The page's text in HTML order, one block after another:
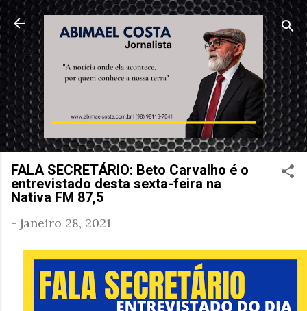
Pular para o conteúdo principal
FALA SECRETÁRIO: Beto Carvalho é o
entrevistado desta sexta-feira na
Nativa FM 87,5
- janeiro 28, 2021